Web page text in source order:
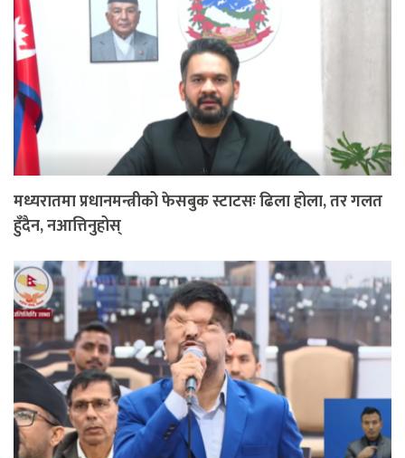
मध्यरातमा प्रधानमन्त्रीको फेसबुक स्टाटसः ढिला होला, तर गलत
हुँदैन, नआत्तिनुहोस्